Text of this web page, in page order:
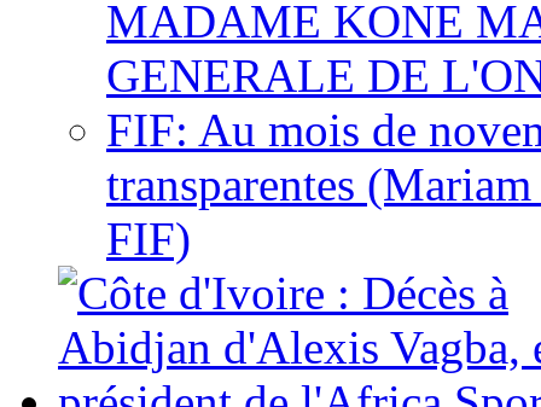
MADAME KONE
GENERALE DE
FIF: Au mois de
transparentes
FIF)